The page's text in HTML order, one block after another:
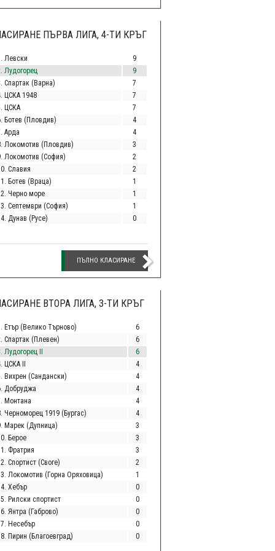
ПЪРВА ЛИГА, 4-ТИ КРЪГ
Левски
9
Лудогорец
9
Спартак (Варна)
7
ЦСКА 1948
7
ЦСКА
7
Ботев (Пловдив)
4
Арда
4
Локомотив (Пловдив)
3
Локомотив (София)
2
Славия
2
Ботев (Враца)
1
Черно море
1
Септември (София)
1
Дунав (Русе)
0
ПЪЛНО КЛАСИРАНЕ
ВТОРА ЛИГА, 3-ТИ КРЪГ
Етър (Велико Търново)
6
Спартак (Плевен)
6
Лудогорец II
6
ЦСКА II
4
Вихрен (Сандански)
4
Добруджа
4
Монтана
4
Черноморец 1919 (Бургас)
4
Марек (Дупница)
3
Берое
3
Фратрия
3
Спортист (Своге)
2
Локомотив (Горна Оряховица)
1
Хебър
0
Рилски спортист
0
Янтра (Габрово)
0
Несебър
0
Пирин (Благоевград)
0